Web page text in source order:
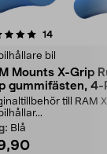
14recensioner
bil
Mounts X-Grip
gummifästen, 4-
till RAM
Blå
5.0av 5 stjärnor